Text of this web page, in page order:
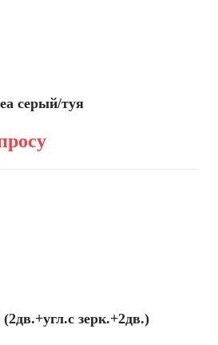
серый/туя
зерк.+2дв.)